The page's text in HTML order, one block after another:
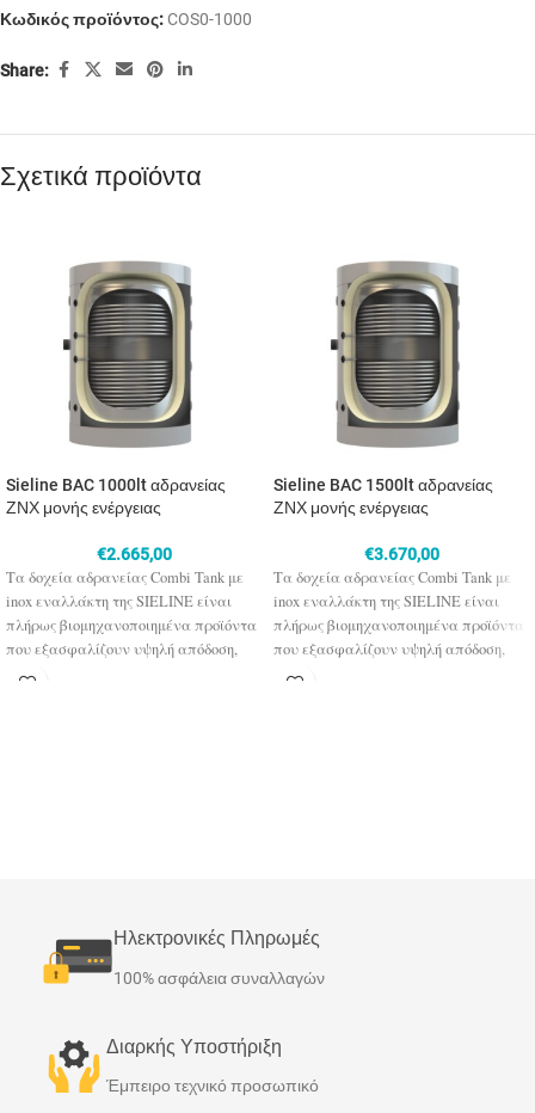
Κωδικός προϊόντος:COS0-1000
Share:
Σχετικά προϊόντα
Sieline BAC 1000lt αδρανείας
ΖΝΧ μονής ενέργειας
€2.665,00
Τα δοχεία αδρανείας Combi Tank με
inox εναλλάκτη της SIELINE είναι
πλήρως βιομηχανοποιημένα προϊόντα
που εξασφαλίζουν υψηλή απόδοση,
αντοχή στον χρόνο και συνδυάζονται
Sieline BAC 1500lt αδρανείας
ΖΝΧ μονής ενέργειας
€3.670,00
Τα δοχεία αδρανείας Combi Tank με
inox εναλλάκτη της SIELINE είναι
πλήρως βιομηχανοποιημένα προϊόντα
που εξασφαλίζουν υψηλή απόδοση,
αντοχή στον χρόνο και συνδυάζονται
Ηλεκτρονικές Πληρωμές
100% ασφάλεια συναλλαγών
Διαρκής Υποστήριξη
Έμπειρο τεχνικό προσωπικό